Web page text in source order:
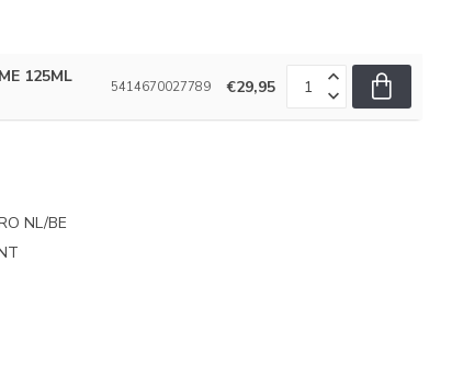
125ML 5414670027789 €29,95
NL/BE